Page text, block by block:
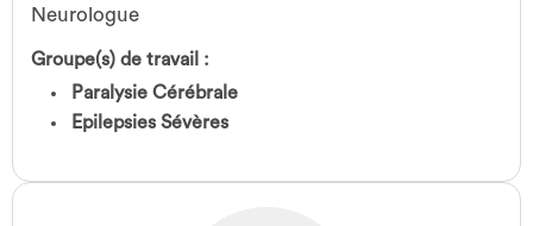
Neurologue
Groupe(s) de travail :
Paralysie Cérébrale
Epilepsies Sévères